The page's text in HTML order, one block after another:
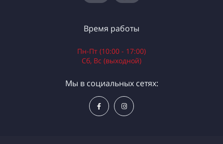
Время работы
Пн-Пт (10:00 - 17:00)
Сб, Вс (выходной)
Мы в социальных сетях: